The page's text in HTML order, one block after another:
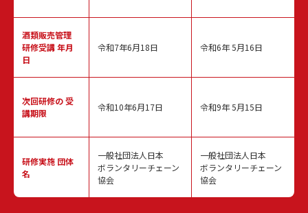
酒類販売管理
研修受講 年月
日
次回研修の受
講期限
研修実施 団体
名
令和7年6月18日
令和10年6月17日
一般社団法人日本
ボランタリーチェーン
協会
令和6年 5月16日
令和9年 5月15日
一般社団法人日本
ボランタリーチェーン
協会